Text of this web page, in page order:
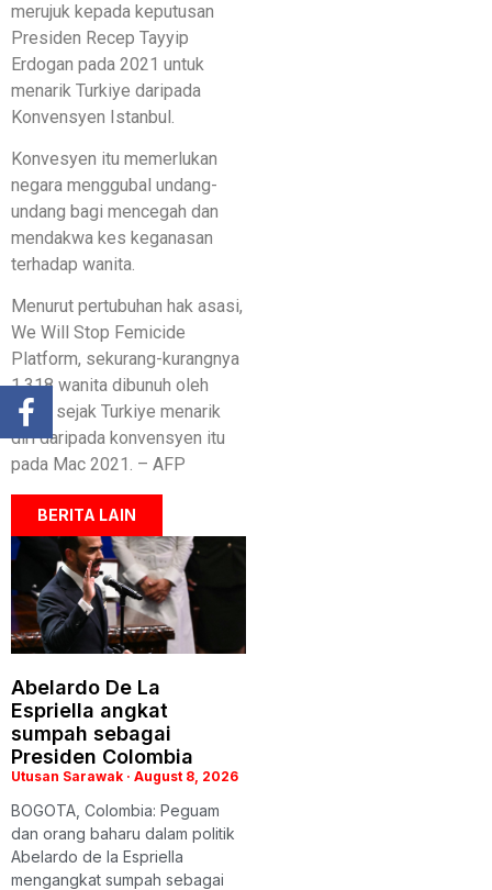
merujuk kepada keputusan
Presiden Recep Tayyip
Erdogan pada 2021 untuk
menarik Turkiye daripada
Konvensyen Istanbul.
Konvesyen itu memerlukan
negara menggubal undang-
undang bagi mencegah dan
mendakwa kes keganasan
terhadap wanita.
Menurut pertubuhan hak asasi,
We Will Stop Femicide
Platform, sekurang-kurangnya
1,318 wanita dibunuh oleh
lelaki sejak Turkiye menarik
diri daripada konvensyen itu
pada Mac 2021. – AFP
BERITA LAIN
Abelardo De La
Espriella angkat
sumpah sebagai
Presiden Colombia
Utusan Sarawak August 8, 2026
BOGOTA, Colombia: Peguam
dan orang baharu dalam politik
Abelardo de la Espriella
mengangkat sumpah sebagai